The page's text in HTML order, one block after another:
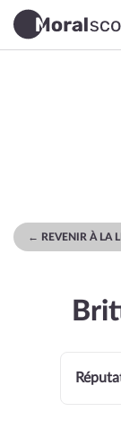
← REVENIR À LA